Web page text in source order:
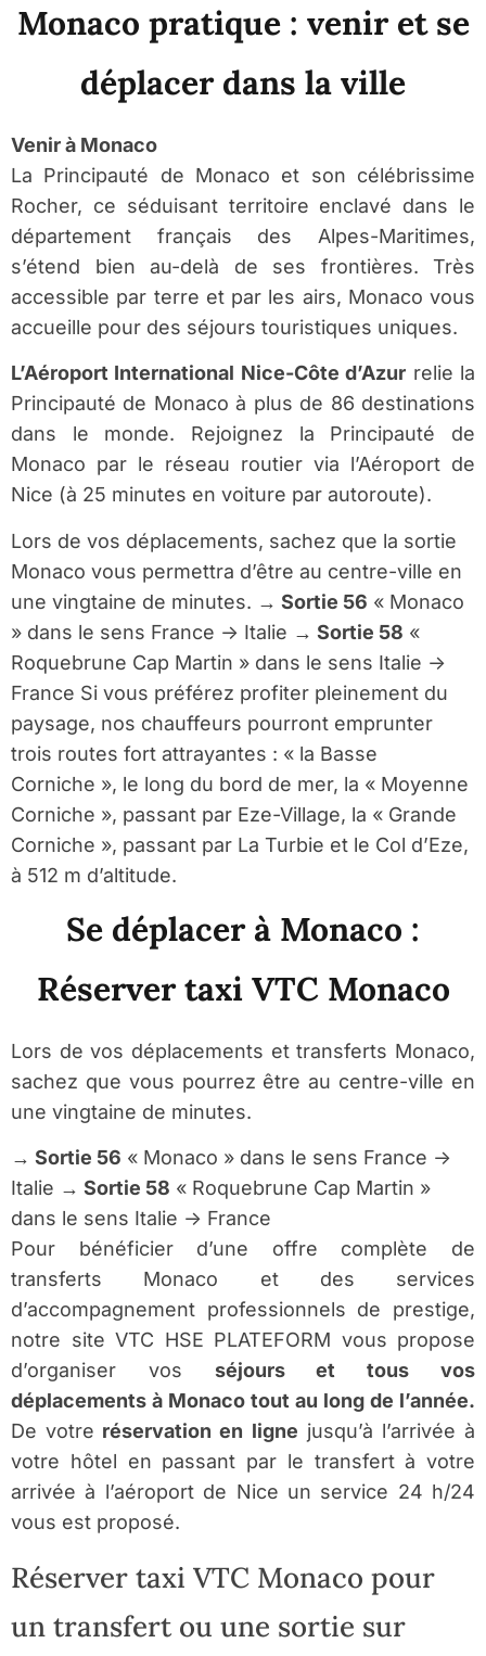
Monaco pratique : venir et se
déplacer dans la ville
Venir à Monaco
La Principauté de Monaco et son célébrissime
Rocher, ce séduisant territoire enclavé dans le
département français des Alpes-Maritimes,
s’étend bien au-delà de ses frontières. Très
accessible par terre et par les airs, Monaco vous
accueille pour des séjours touristiques uniques.
L’Aéroport International Nice-Côte d’Azur relie la
Principauté de Monaco à plus de 86 destinations
dans le monde. Rejoignez la Principauté de
Monaco par le réseau routier via l’Aéroport de
Nice (à 25 minutes en voiture par autoroute).
Lors de vos déplacements, sachez que la sortie
Monaco vous permettra d’être au centre-ville en
une vingtaine de minutes. → Sortie 56 « Monaco
» dans le sens France -> Italie → Sortie 58 «
Roquebrune Cap Martin » dans le sens Italie ->
France Si vous préférez profiter pleinement du
paysage, nos chauffeurs pourront emprunter
trois routes fort attrayantes : « la Basse
Corniche », le long du bord de mer, la « Moyenne
Corniche », passant par Eze-Village, la « Grande
Corniche », passant par La Turbie et le Col d’Eze,
à 512 m d’altitude.
Se déplacer à Monaco :
Réserver taxi VTC Monaco
Lors de vos déplacements et transferts Monaco,
sachez que vous pourrez être au centre-ville en
une vingtaine de minutes.
→ Sortie 56 « Monaco » dans le sens France ->
Italie → Sortie 58 « Roquebrune Cap Martin »
dans le sens Italie -> France
Pour bénéficier d’une offre complète de
transferts Monaco et des services
d’accompagnement professionnels de prestige,
notre site VTC HSE PLATEFORM vous propose
d’organiser vos séjours et tous vos
déplacements à Monaco tout au long de l’année.
De votre réservation en ligne jusqu’à l’arrivée à
votre hôtel en passant par le transfert à votre
arrivée à l’aéroport de Nice un service 24 h/24
vous est proposé.
Réserver taxi VTC Monaco pour
un transfert ou une sortie sur